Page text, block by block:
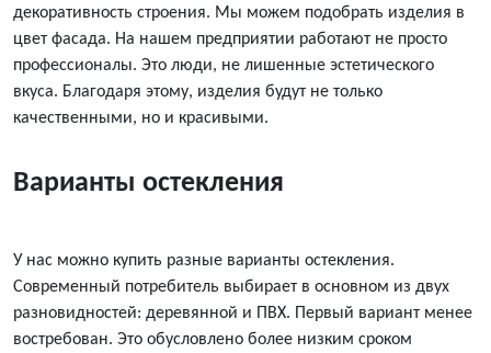
декоративность строения. Мы можем подобрать изделия в
цвет фасада. На нашем предприятии работают не просто
профессионалы. Это люди, не лишенные эстетического
вкуса. Благодаря этому, изделия будут не только
качественными, но и красивыми.
Варианты остекления
У нас можно купить разные варианты остекления.
Современный потребитель выбирает в основном из двух
разновидностей: деревянной и ПВХ. Первый вариант менее
востребован. Это обусловлено более низким сроком